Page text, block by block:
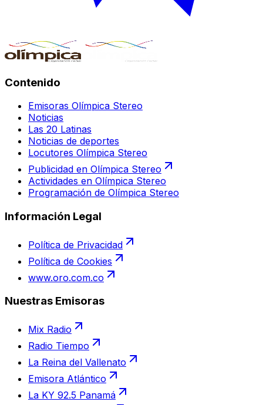
Contenido
Emisoras Olímpica Stereo
Noticias
Las 20 Latinas
Noticias de deportes
Locutores Olímpica Stereo
Publicidad en Olímpica Stereo
Actividades en Olímpica Stereo
Programación de Olímpica Stereo
Información Legal
Política de Privacidad
Política de Cookies
www.oro.com.co
Nuestras Emisoras
Mix Radio
Radio Tiempo
La Reina del Vallenato
Emisora Atlántico
La KY 92.5 Panamá